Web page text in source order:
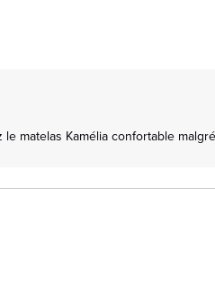
matelas Kamélia confortable